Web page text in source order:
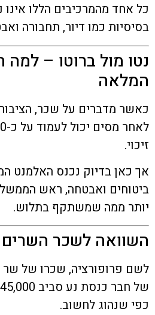
כל אחד מהמרכיבים הללו
בסיסיות כמו דיור, תחבורה
נטו מול ברוטו –
המלאה
כאשר מדברים על שכר,
זיכוי.
אך כאן בדיוק נכנס האלמנט
ביטוחים ואבטחה, ראש
יותר ממה שמשתקף בתלוש.
השוואה לשכר
כפי שנהוג לחשוב.